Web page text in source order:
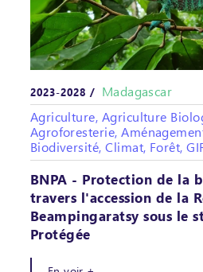
2023-2028 / Madagascar
Agriculture, Agriculture
Agroforesterie,
Biodiversité, Climat, Forêt,
BNPA - Protection de la
travers l'accession de la
Beampingaratsy sous le
Protégée